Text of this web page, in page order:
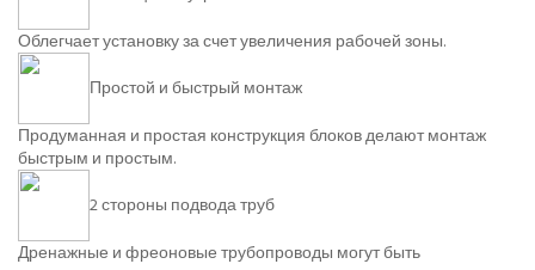
Облегчает установку за счет увеличения рабочей зоны.
Простой и быстрый монтаж
Продуманная и простая конструкция блоков делают монтаж
быстрым и простым.
2 стороны подвода труб
Дренажные и фреоновые трубопроводы могут быть